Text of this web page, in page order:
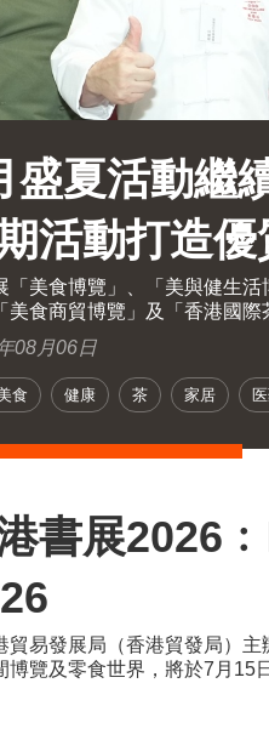
盛夏活動繼
活動打造
「美食博覽」、「美與健生
美食商貿博覽」及「香港國
次全面開放予業內人士及持
機構攜手舉辦的國際現代化中
08月06日
食 健康 茶 家居
書展
貿易發展局（香港貿發局）
博覽及零食世界，將於7月15
地區，為入場人士帶來集閱讀